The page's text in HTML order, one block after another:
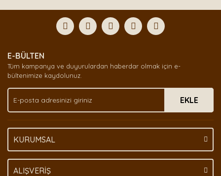
Yorum Yaz
formunu kullanarak tarafımıza iletebilirsiniz.
Görüş ve önerileriniz için teşekkür ederiz.
Ürün açıklamasında eksik bilgiler bulunuyor.
Ürün bilgilerinde hatalar bulunuyor.
Bu ürüne benzer farklı alternatifler olmalı.
E-BÜLTEN
Tüm kampanya ve duyurulardan haberdar olmak için e-
bültenimize kaydolunuz.
EKLE
KURUMSAL
ALIŞVERİŞ